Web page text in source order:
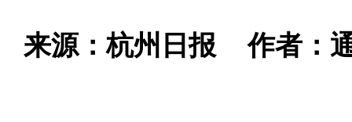
来源：杭州日报作者：